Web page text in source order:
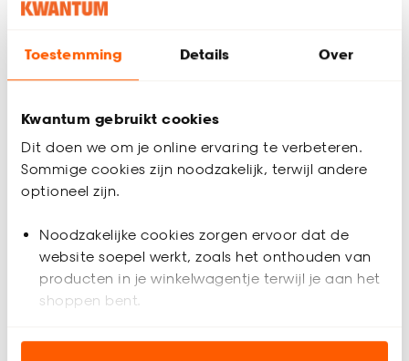
Toestemming Details Over
Kwantum gebruikt cookies
Dit doen we om je online ervaring te verbeteren.
Sommige cookies zijn noodzakelijk, terwijl andere
optioneel zijn.
Noodzakelijke cookies zorgen ervoor dat de
website soepel werkt, zoals het onthouden van
producten in je winkelwagentje terwijl je aan het
shoppen bent.
Analytische cookies (optioneel) helpen ons de
31.
-
Binnen 2-3 werkdagen bezorgd
functioneel
Zwarte lampenkappen zijn de belichaming van tijdloze
elegantie en verfijning. De mogelijkheden met zwarte
een elegante sfeer in de woonkamer of een chique
uitstraling in de slaapkamer, deze lampenkappen bieden de
perfecte balans tussen stijl en functionaliteit.